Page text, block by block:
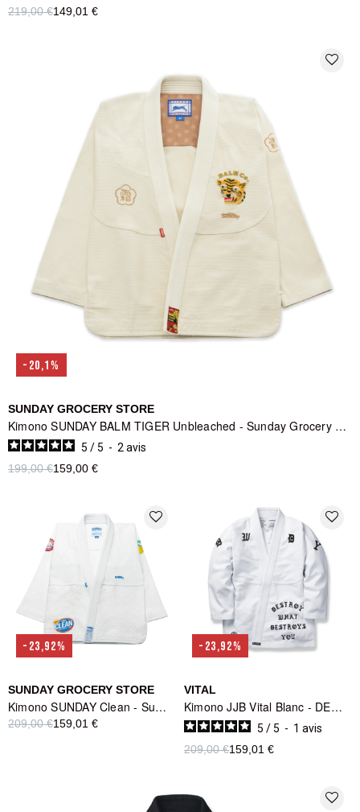
219,00 €149,01 €
-20,1%
favorite_border
SUNDAY GROCERY STORE
Kimono SUNDAY BALM TIGER Unbleached - Sunday Grocery Store
5 /5 - 2 avis
199,00 €159,00 €
-23,92%
favorite_border
SUNDAY GROCERY STORE
Kimono SUNDAY Clean - Sunday Grocery Store
209,00 €159,01 €
-23,92%
favorite_border
VITAL
Kimono JJB Vital Blanc - DESTROY WHAT DESTROYS YOU
5 /5 - 1 avis
209,00 €159,01 €
favorite_border